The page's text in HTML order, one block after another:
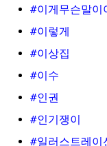
#이게무슨말이
#이렇게
#이상집
#이수
#인권
#인기쟁이
#일러스트레이